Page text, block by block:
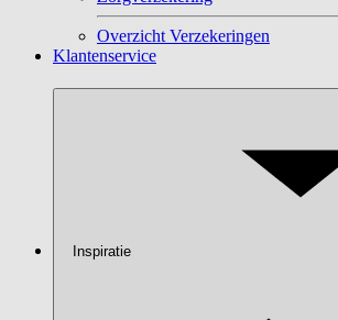
Overzicht Verzekeringen
Klantenservice
Inspiratie